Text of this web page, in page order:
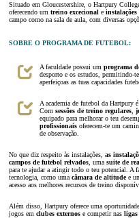
Situado em Gloucestershire, o Hartpury
oferecendo um treino excecional e
campo como na sala de aula, com diversas
SOBRE O PROGRAMA DE FUTEBOL:
A faculdade possui um programa
desporto e os estudos, permitindo-
aperfeiçoas as tuas capacidades
A academia de futebol da Hartpury
Com sessões de treino regulares
equipado para melhorar o teu
profissionais oferecem-te um
de observação.
No que diz respeito às instalações, as
campos de futebol relvados , uma suite de
para te ajudar a atingir todo o teu potencial. A
tecnologia, como uma câmara de altitudee
acesso aos melhores recursos de treino
Além disso, Hartpury oferece uma
jogos em clubes externos e competir nas ligas